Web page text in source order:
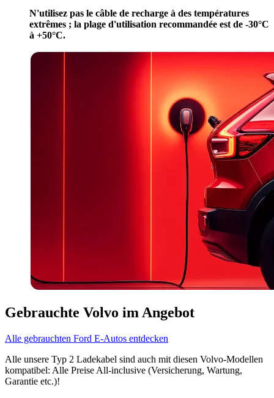
N'utilisez pas le câble de recharge à des températures
extrêmes ; la plage d'utilisation recommandée est de -30°C
à +50°C.
Gebrauchte Volvo im Angebot
Alle gebrauchten Ford E-Autos entdecken
Alle unsere Typ 2 Ladekabel sind auch mit diesen Volvo-Modellen
kompatibel: Alle Preise All-inclusive (Versicherung, Wartung,
Garantie etc.)!